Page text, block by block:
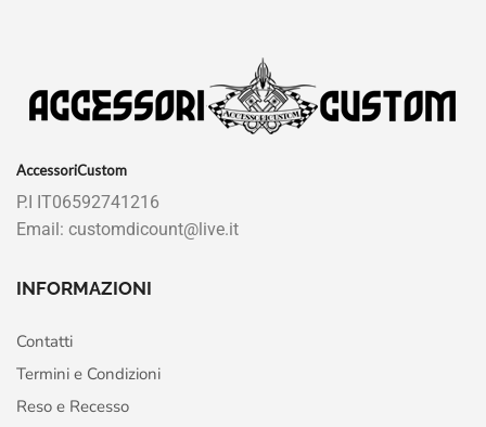
AccessoriCustom
P.I IT06592741216
Email: customdicount@live.it
INFORMAZIONI
Contatti
Termini e Condizioni
Reso e Recesso